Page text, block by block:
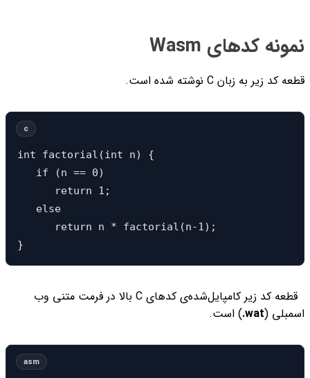
نمونه کدهای Wasm
قطعه کد زیر به زبان C نوشته شده است.
int factorial(int n) {
   if (n == 0)
      return 1;
   else
      return n * factorial(n-1);
}
قطعه کد زیر کامپایل‌شده‌ی کدهای C بالا در فرمت متنی وب
اسمبلی (wat.) است.